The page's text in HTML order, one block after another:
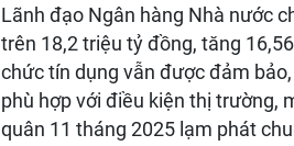
Lãnh đạo Ngân hàng Nhà nước
trên 18,2 triệu tỷ đồng, tăng
chức tín dụng vẫn được đảm
phù hợp với điều kiện thị trường,
quân 11 tháng 2025 lạm phát